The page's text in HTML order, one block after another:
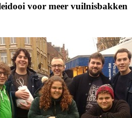
voor meer vuilnisbakken